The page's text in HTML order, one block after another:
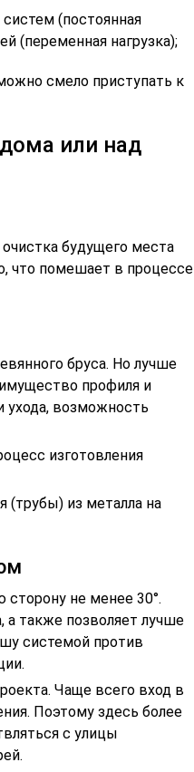
(постоянная
(переменная нагрузка);
смело приступать к
или над
будущего места
что помешает в процессе
бруса. Но лучше
профиля и
ухода, возможность
изготовления
(трубы) из металла на
не менее 30°.
а также позволяет лучше
системой против
Чаще всего вход в
Поэтому здесь более
с улицы